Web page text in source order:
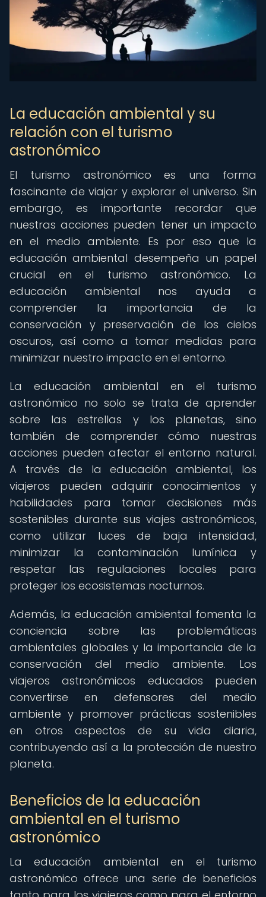
La educación ambiental y su
relación con el turismo
astronómico
El turismo astronómico es una forma
fascinante de viajar y explorar el universo. Sin
embargo, es importante recordar que
nuestras acciones pueden tener un impacto
en el medio ambiente. Es por eso que la
educación ambiental desempeña un papel
crucial en el turismo astronómico. La
educación ambiental nos ayuda a
comprender la importancia de la
conservación y preservación de los cielos
oscuros, así como a tomar medidas para
minimizar nuestro impacto en el entorno.
La educación ambiental en el turismo
astronómico no solo se trata de aprender
sobre las estrellas y los planetas, sino
también de comprender cómo nuestras
acciones pueden afectar el entorno natural.
A través de la educación ambiental, los
viajeros pueden adquirir conocimientos y
habilidades para tomar decisiones más
sostenibles durante sus viajes astronómicos,
como utilizar luces de baja intensidad,
minimizar la contaminación lumínica y
respetar las regulaciones locales para
proteger los ecosistemas nocturnos.
Además, la educación ambiental fomenta la
conciencia sobre las problemáticas
ambientales globales y la importancia de la
conservación del medio ambiente. Los
viajeros astronómicos educados pueden
convertirse en defensores del medio
ambiente y promover prácticas sostenibles
en otros aspectos de su vida diaria,
contribuyendo así a la protección de nuestro
planeta.
Beneficios de la educación
ambiental en el turismo
astronómico
La educación ambiental en el turismo
astronómico ofrece una serie de beneficios